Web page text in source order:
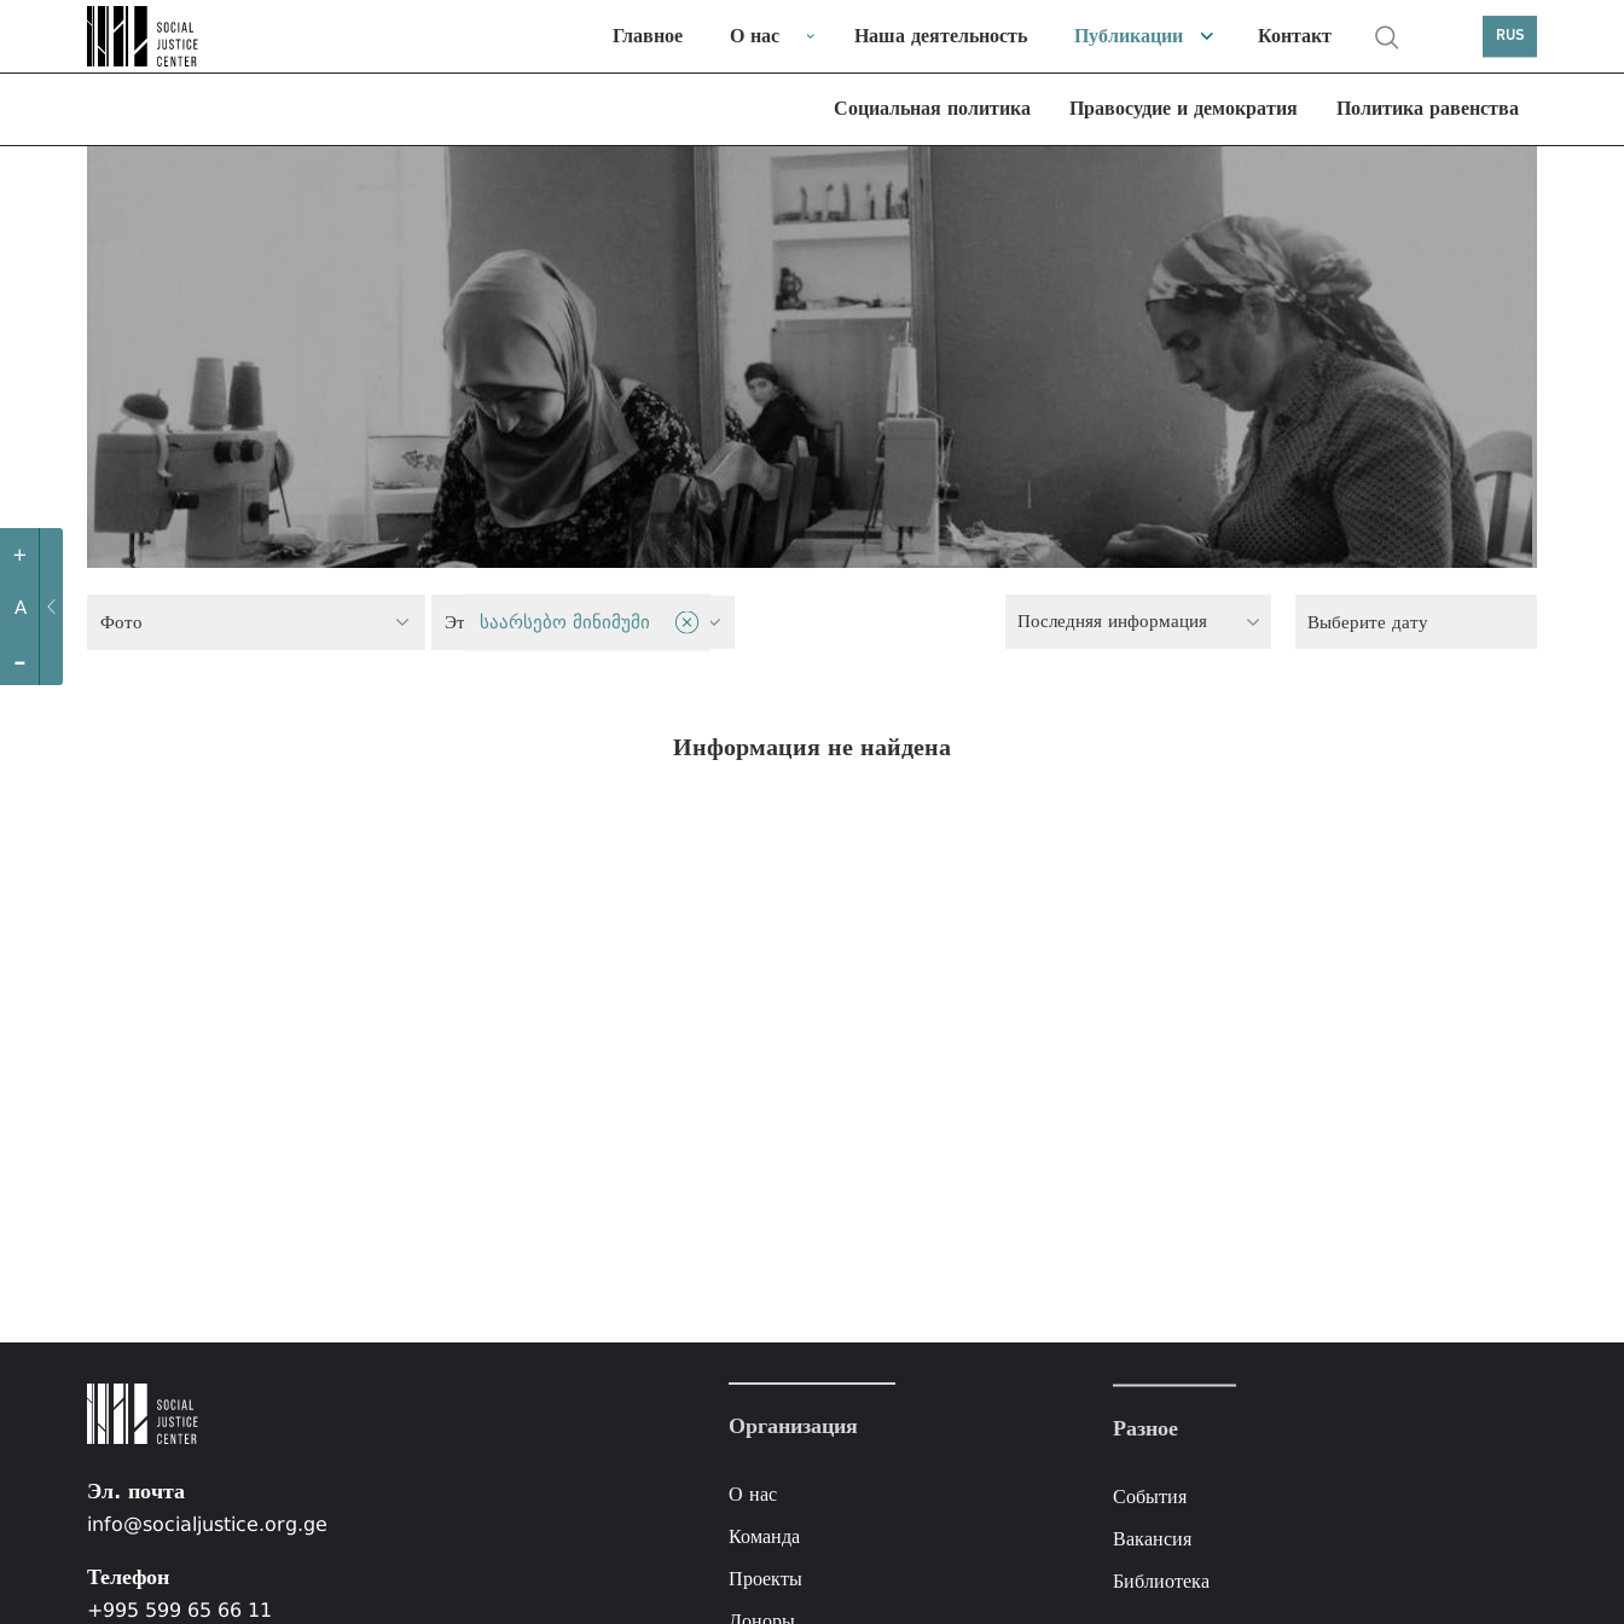
+
A
-
Главное О нас Наша деятельность Публикации Контакт RUS
Социальная политика Правосудие и демократия Политика равенства
Фото Этнические меньшинства
საარსებო მინიმუმი Последняя информация
Информация не найдена
Эл. почта
info@socialjustice.org.ge
Телефон
+995 599 65 66 11
Организация
О нас
Команда
Проекты
Разное
События
Вакансия
Библиотека